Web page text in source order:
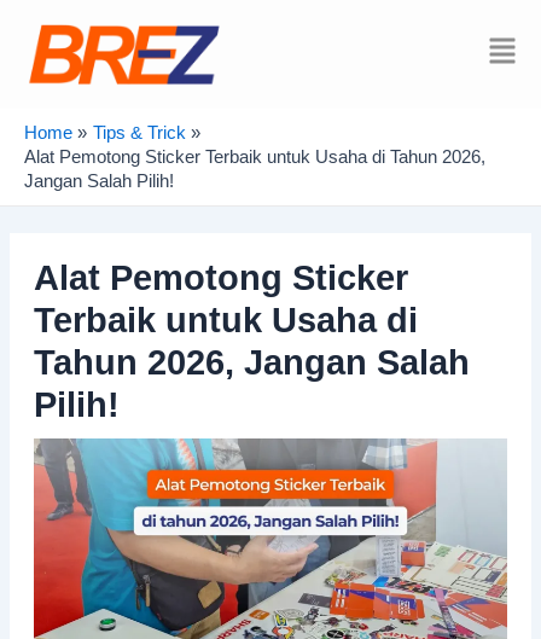
content
Home
Tips & Trick
Alat Pemotong Sticker Terbaik untuk Usaha di Tahun 2026,
Jangan Salah Pilih!
Alat Pemotong Sticker
Terbaik untuk Usaha di
Tahun 2026, Jangan Salah
Pilih!
navigation